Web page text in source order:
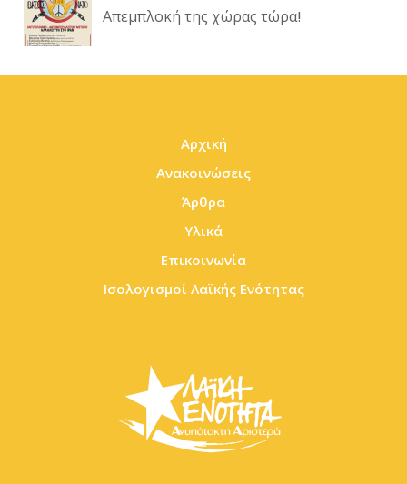
Απεμπλοκή της χώρας τώρα!
Αρχική
Ανακοινώσεις
Άρθρα
Υλικά
Επικοινωνία
Ισολογισμοί Λαϊκής Ενότητας